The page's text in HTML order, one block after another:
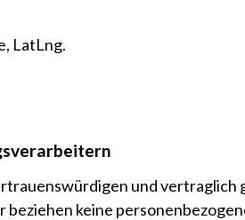
LatLng.
und vertraglich
keine